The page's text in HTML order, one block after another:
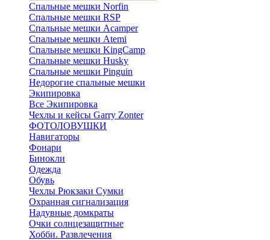
Спальные мешки Norfin
Спальные мешки RSP
Спальные мешки Acamper
Спальные мешки Atemi
Спальные мешки KingCamp
Спальные мешки Husky
Спальные мешки Pinguin
Недорогие спальные мешки
Экипировка
Все Экипировка
Чехлы и кейсы Garry Zonter
ФОТОЛОВУШКИ
Навигаторы
Фонари
Бинокли
Одежда
Обувь
Чехлы Рюкзаки Сумки
Охранная сигнализация
Надувные домкраты
Очки солнцезащитные
Хобби. Развлечения